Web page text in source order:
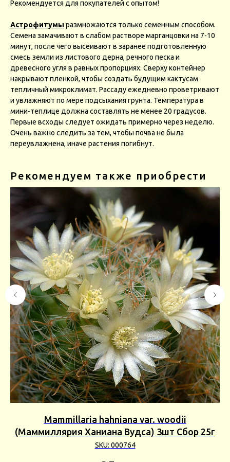
Рекомендуется для покупателей с опытом!
Астрофитумы размножаются только семенным способом.
Семена замачивают в слабом растворе марганцовки на 7-10
минут, после чего высеивают в заранее подготовленную
смесь земли из листового дерна, речного песка и
древесного угля в равных пропорциях. Сверху контейнер
накрывают пленкой, чтобы создать будущим кактусам
тепличный микроклимат. Рассаду ежедневно проветривают
и увлажняют по мере подсыхания грунта. Температура в
мини-теплице должна составлять не менее 20 градусов.
Первые всходы следует ожидать примерно через неделю.
Очень важно следить за тем, чтобы почва не была
переувлажнена, иначе растения погибнут.
Рекомендуем также приобрести
Mammillaria hahniana var. woodii
(Маммиллярия Ханиана Вудса) 3шт Сбор 25г
SKU: 000764